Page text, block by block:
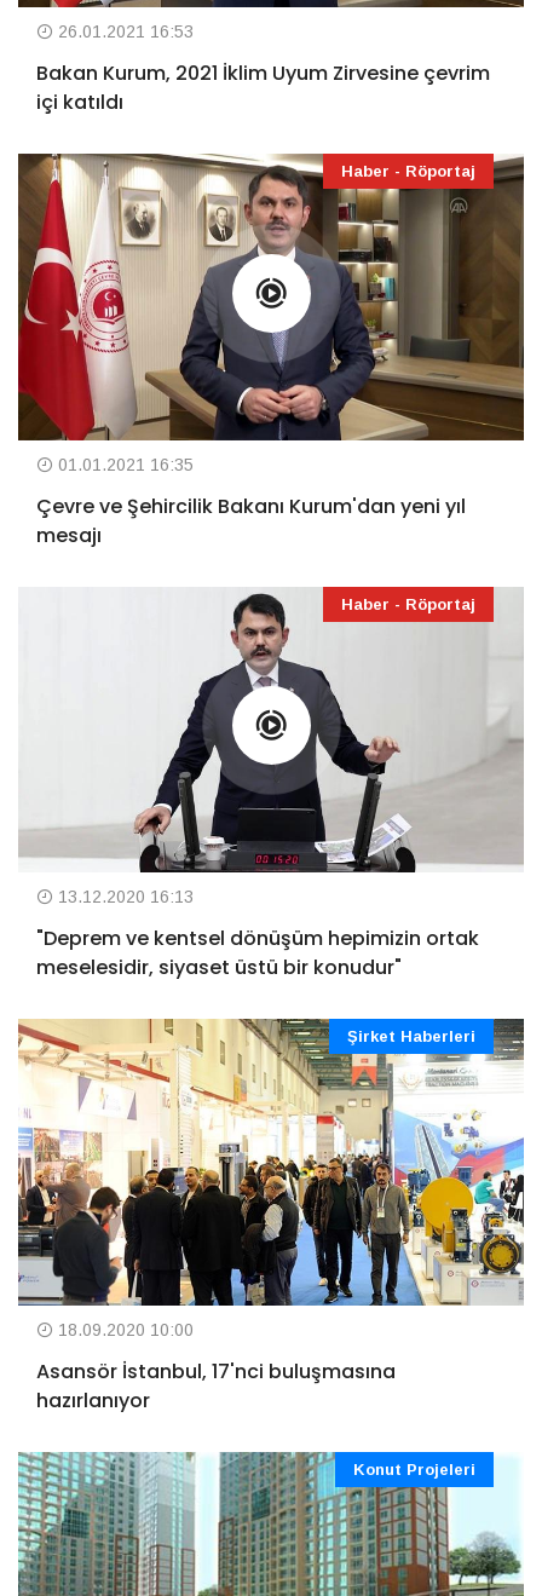
26.01.2021 16:53
Bakan Kurum, 2021 İklim Uyum Zirvesine çevrim
içi katıldı
Haber - Röportaj
01.01.2021 16:35
Çevre ve Şehircilik Bakanı Kurum'dan yeni yıl
mesajı
Haber - Röportaj
13.12.2020 16:13
"Deprem ve kentsel dönüşüm hepimizin ortak
meselesidir, siyaset üstü bir konudur"
Şirket Haberleri
18.09.2020 10:00
Asansör İstanbul, 17'nci buluşmasına
hazırlanıyor
Konut Projeleri